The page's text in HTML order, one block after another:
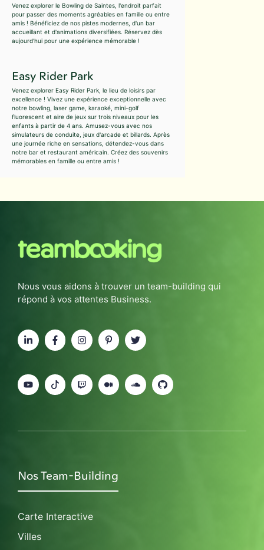
Venez explorer le Bowling de Saintes, l'endroit parfait
pour passer des moments agréables en famille ou entre
amis ! Bénéficiez de nos pistes modernes, d'un bar
accueillant et d'animations diversifiées. Réservez dès
aujourd'hui pour une expérience mémorable !
Easy Rider Park
Venez explorer Easy Rider Park, le lieu de loisirs par
excellence ! Vivez une expérience exceptionnelle avec
notre bowling, laser game, karaoké, mini-golf
fluorescent et aire de jeux sur trois niveaux pour les
enfants à partir de 4 ans. Amusez-vous avec nos
simulateurs de conduite, jeux d'arcade et billards. Après
une journée riche en sensations, détendez-vous dans
notre bar et restaurant américain. Créez des souvenirs
mémorables en famille ou entre amis !
Nous vous aidons à trouver un team-building qui
répond à vos attentes Business.
Nos Team-Building
Carte Interactive
Villes